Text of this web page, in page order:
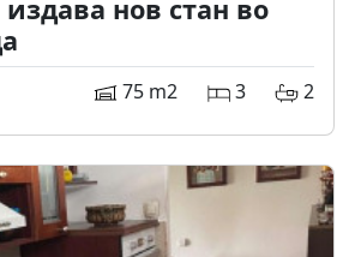
нов стан во
75 m2 3 2